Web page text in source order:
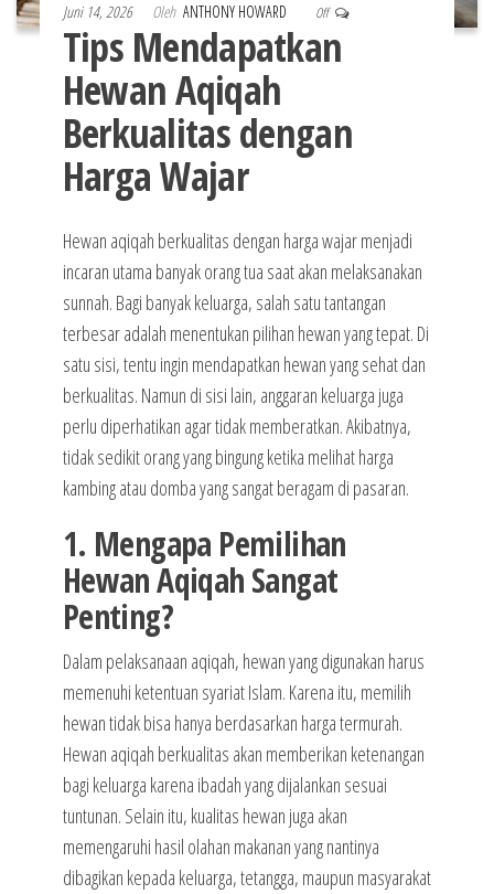
Juni 14, 2026 Oleh ANTHONY HOWARD Off
Tips Mendapatkan
Hewan Aqiqah
Berkualitas dengan
Harga Wajar
Hewan aqiqah berkualitas dengan harga wajar menjadi
incaran utama banyak orang tua saat akan melaksanakan
sunnah. Bagi banyak keluarga, salah satu tantangan
terbesar adalah menentukan pilihan hewan yang tepat. Di
satu sisi, tentu ingin mendapatkan hewan yang sehat dan
berkualitas. Namun di sisi lain, anggaran keluarga juga
perlu diperhatikan agar tidak memberatkan. Akibatnya,
tidak sedikit orang yang bingung ketika melihat harga
kambing atau domba yang sangat beragam di pasaran.
1. Mengapa Pemilihan
Hewan Aqiqah Sangat
Penting?
Dalam pelaksanaan aqiqah, hewan yang digunakan harus
memenuhi ketentuan syariat Islam. Karena itu, memilih
hewan tidak bisa hanya berdasarkan harga termurah.
Hewan aqiqah berkualitas akan memberikan ketenangan
bagi keluarga karena ibadah yang dijalankan sesuai
tuntunan. Selain itu, kualitas hewan juga akan
memengaruhi hasil olahan makanan yang nantinya
dibagikan kepada keluarga, tetangga, maupun masyarakat